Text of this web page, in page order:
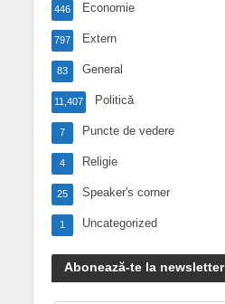
Economie
446
Extern
797
General
83
Politică
11,407
Puncte de vedere
7
Religie
4
Speaker's corner
25
Uncategorized
1
Abonează-te la newsletter